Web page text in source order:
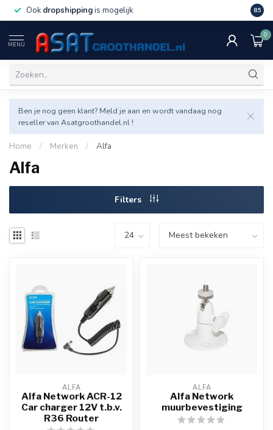
Ook dropshippingis mogelijk Veel
8.5
MENU
0
Ben je nog geen klant? Meld je aan en wordt vandaag nog
reseller van Asatgroothandel.nl !
Home / Merken / Alfa
Alfa
Filters
ALFA
Alfa Network ACR-12
Car charger 12V t.b.v.
R36 Router
ALFA
Alfa Network
muurbevestiging